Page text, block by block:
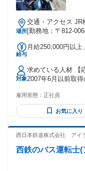
場所
交通・アクセス JR
[勤務地：〒812-
給与
月給250,000円以上
勤・家族手当金額
金額：なし ※経験・スキルを充分考慮し、決定いたします。
【手当】 ✅交通費
（2万円×年3回／計
対象
求めている人材 【
2007年6月以前取
会社負担） 「今は
トラックに挑戦し
【あると嬉しい経
✅ 未経験から安定
のが得意な方 ✅ 自
雇用形態： 正社員
お気に入り
西日本鉄道株式会社 アイ
西鉄のバス運転士